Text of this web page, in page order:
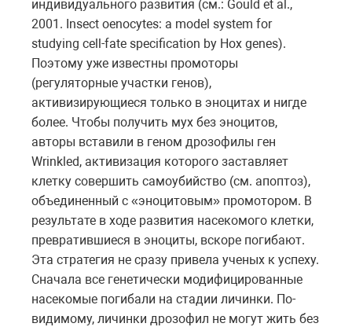
индивидуального развития (см.: Gould et al.,
2001. Insect oenocytes: a model system for
studying cell-fate specification by Hox genes).
Поэтому уже известны промоторы
(регуляторные участки генов),
активизирующиеся только в эноцитах и нигде
более. Чтобы получить мух без эноцитов,
авторы вставили в геном дрозофилы ген
Wrinkled, активизация которого заставляет
клетку совершить самоубийство (см. апоптоз),
объединенный с «эноцитовым» промотором. В
результате в ходе развития насекомого клетки,
превратившиеся в эноциты, вскоре погибают.
Эта стратегия не сразу привела ученых к успеху.
Сначала все генетически модифицированные
насекомые погибали на стадии личинки. По-
видимому, личинки дрозофил не могут жить без